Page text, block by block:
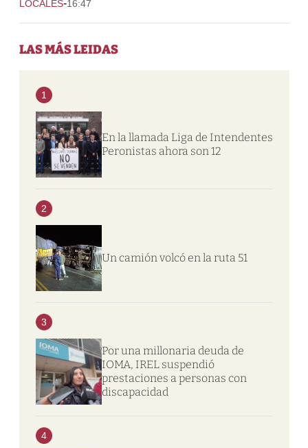
LOCALES-16:47
LAS MÁS LEIDAS
1
En la llamada Liga de Intendentes
Peronistas ahora son 12
2
Un camión volcó en la ruta 51
3
Por una millonaria deuda de
IOMA, IREL suspendió
prestaciones a personas con
discapacidad
4